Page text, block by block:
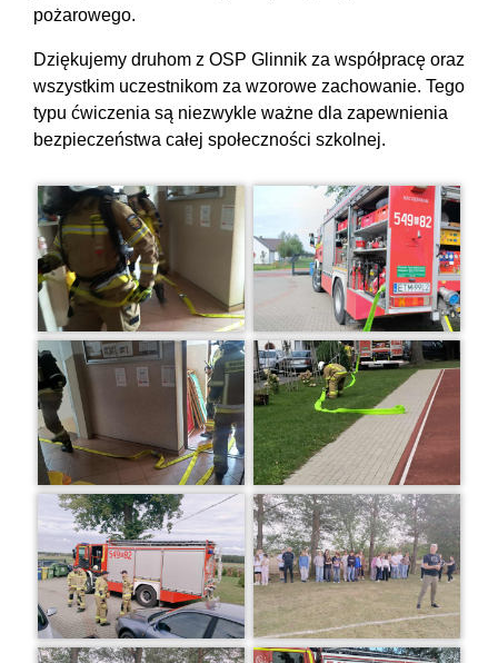
pożarowego.
Dziękujemy druhom z OSP Glinnik za współpracę oraz
wszystkim uczestnikom za wzorowe zachowanie. Tego
typu ćwiczenia są niezwykle ważne dla zapewnienia
bezpieczeństwa całej społeczności szkolnej.